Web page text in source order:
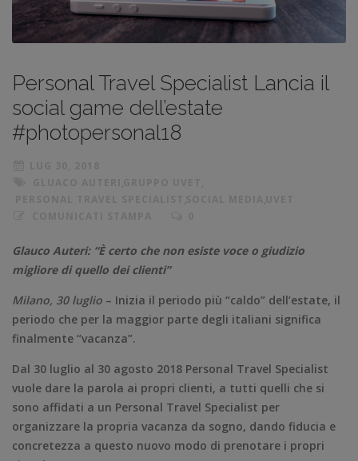
Personal Travel Specialist Lancia il
social game dell’estate
#photopersonal18
Glauco Auteri: “È certo che non esiste voce o giudizio
migliore di quello dei clienti”
Milano, 30 luglio – Inizia il periodo più “caldo” dell’estate, il
periodo che per la maggior parte degli italiani significa
finalmente “vacanza”.
Dal 30 luglio al 30 agosto 2018 Personal Travel Specialist
vuole dare la parola ai propri clienti, a tutti quelli che si
sono affidati a un Personal Travel Specialist per
organizzare la propria vacanza da sogno, dando fiducia e
concretezza a questo nuovo modo di prenotare i propri